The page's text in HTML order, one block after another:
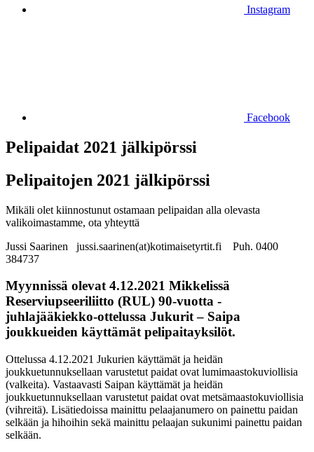
Instagram
Facebook
Pelipaidat 2021 jälkipörssi
Pelipaitojen 2021 jälkipörssi
Mikäli olet kiinnostunut ostamaan pelipaidan alla olevasta
valikoimastamme, ota yhteyttä
Jussi Saarinen jussi.saarinen(at)kotimaisetyrtit.fi Puh. 0400
384737
Myynnissä olevat 4.12.2021 Mikkelissä
Reserviupseeriliitto (RUL) 90-vuotta -
juhlajääkiekko-ottelussa Jukurit – Saipa
joukkueiden käyttämät pelipaitayksilöt.
Ottelussa 4.12.2021 Jukurien käyttämät ja heidän
joukkuetunnuksellaan varustetut paidat ovat lumimaastokuviollisia
(valkeita). Vastaavasti Saipan käyttämät ja heidän
joukkuetunnuksellaan varustetut paidat ovat metsämaastokuviollisia
(vihreitä). Lisätiedoissa mainittu pelaajanumero on painettu paidan
selkään ja hihoihin sekä mainittu pelaajan sukunimi painettu paidan
selkään.